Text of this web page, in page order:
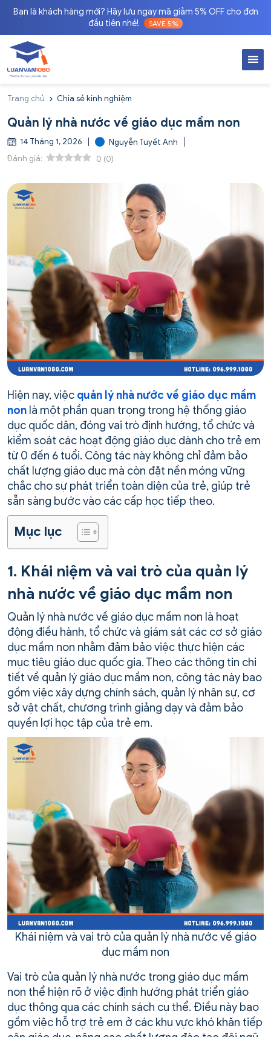
Bạn là khách hàng mới? Hãy lưu ngay mã giảm 5% OFF cho đơn
đầu tiên nhé!
SAVE 5%
Trang chủ Chia sẻ kinh nghiệm
Quản lý nhà nước về giáo dục mầm non
14 Tháng 1, 2026
Nguyễn Tuyết Anh
Đánh giá:
0 (0)
Hiện nay, việc quản lý nhà nước về giáo dục mầm
non là một phần quan trọng trong hệ thống giáo
dục quốc dân, đóng vai trò định hướng, tổ chức và
kiểm soát các hoạt động giáo dục dành cho trẻ em
từ 0 đến 6 tuổi. Công tác này không chỉ đảm bảo
chất lượng giáo dục mà còn đặt nền móng vững
chắc cho sự phát triển toàn diện của trẻ, giúp trẻ
sẵn sàng bước vào các cấp học tiếp theo.
Mục lục
1. Khái niệm và vai trò của quản lý
nhà nước về giáo dục mầm non
Quản lý nhà nước về giáo dục mầm non là hoạt
động điều hành, tổ chức và giám sát các cơ sở giáo
dục mầm non nhằm đảm bảo việc thực hiện các
mục tiêu giáo dục quốc gia. Theo các thông tin chi
tiết về quản lý giáo dục mầm non, công tác này bao
gồm việc xây dựng chính sách, quản lý nhân sự, cơ
sở vật chất, chương trình giảng dạy và đảm bảo
quyền lợi học tập của trẻ em.
Khái niệm và vai trò của quản lý nhà nước về giáo
dục mầm non
Vai trò của quản lý nhà nước trong giáo dục mầm
non thể hiện rõ ở việc định hướng phát triển giáo
dục thông qua các chính sách cụ thể. Điều này bao
gồm việc hỗ trợ trẻ em ở các khu vực khó khăn tiếp